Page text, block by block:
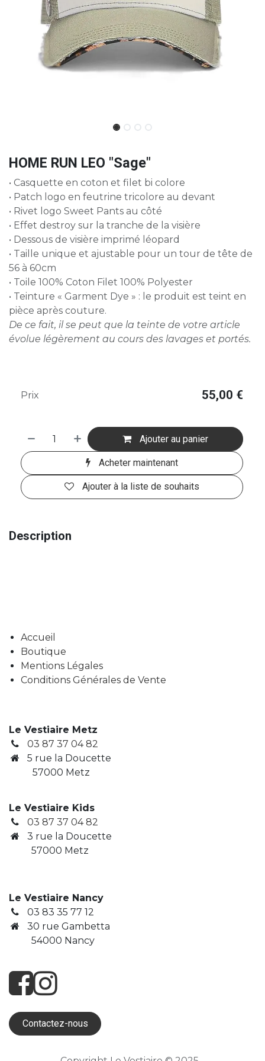
HOME RUN LEO "Sage"
• Casquette en coton et filet bi colore
• Patch logo en feutrine tricolore au devant
• Rivet logo Sweet Pants au côté
• Effet destroy sur la tranche de la visière
• Dessous de visière imprimé léopard
• Taille unique et ajustable pour un tour de tête de
56 à 60cm
• Toile 100% Coton Filet 100% Polyester
• Teinture « Garment Dye » : le produit est teint en
pièce après couture.
De ce fait, il se peut que la teinte de votre article
évolue légèrement au cours des lavages et portés.
Ajouter au panier
Acheter maintenant
Ajouter à la liste de souhaits
Prix 55,00 €
Description
Accueil
Boutique
Mentions Légales
Conditions Générales de Vente
Le Vestiaire Metz
03 87 37 04 82
5 rue la Doucette
57000 Metz
Le Vestiaire Kids
03 87 37 04 82
3 rue la Doucette
​ 57000 Metz
Le Vestiaire Nancy
03 83 35 77 12
30 rue Gambetta
​ 54000 Nancy
Contactez-nous